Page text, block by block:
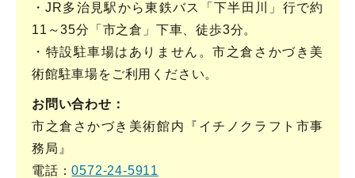
・JR多治見駅から東鉄バス「下半田川」行で約
11～35分「市之倉」下車、徒歩3分。
・特設駐車場はありません。市之倉さかづき美
術館駐車場をご利用ください。
お問い合わせ
市之倉さかづき美術館内『イチノクラフト市事
務局』
電話：0572-24-5911